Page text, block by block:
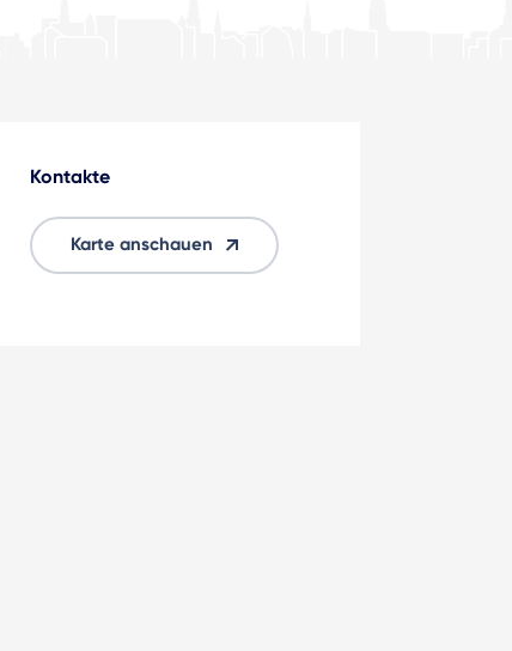
Kontakte
Karte anschauen